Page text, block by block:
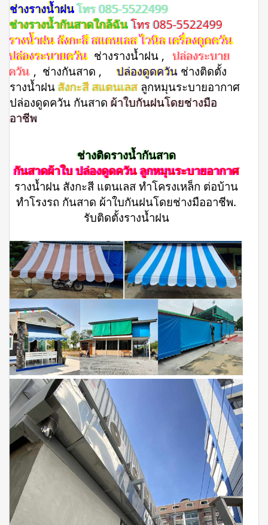
ช่างรางน้ำฝน โทร 085-5522499
ช่างรางน้ำกันสาดใกล้ฉัน โทร 085-5522499
รางน้ำฝน สังกะสี สแตนเลส ไวนิล เครื่องดูดควัน
ปล่องระบายควัน ช่างรางน้ำฝน , ปล่องระบาย
ควัน , ช่างกันสาด , ปล่องดูดควัน ช่างติดตั้ง
รางน้ำฝน สังกะสี สแตนเลส ลูกหมุนระบายอากาศ
ปล่องดูดควัน กันสาด ผ้าใบกันฝนโดยช่างมือ
อาชีพ
ช่างติดรางน้ำกันสาด
กันสาดผ้าใบ ปล่องดูดควัน ลูกหมุนระบายอากาศ
รางน้ำฝน สังกะสี แตนเลส ทำโครงเหล็ก ต่อบ้าน
ทำโรงรถ กันสาด ผ้าใบกันฝนโดยช่างมืออาชีพ.
รับติดตั้งรางน้ำฝน